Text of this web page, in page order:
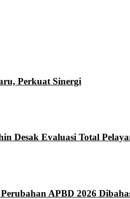
Perkuat Sinergi
Desak Evaluasi Total
APBD 2026